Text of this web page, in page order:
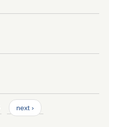
next ›